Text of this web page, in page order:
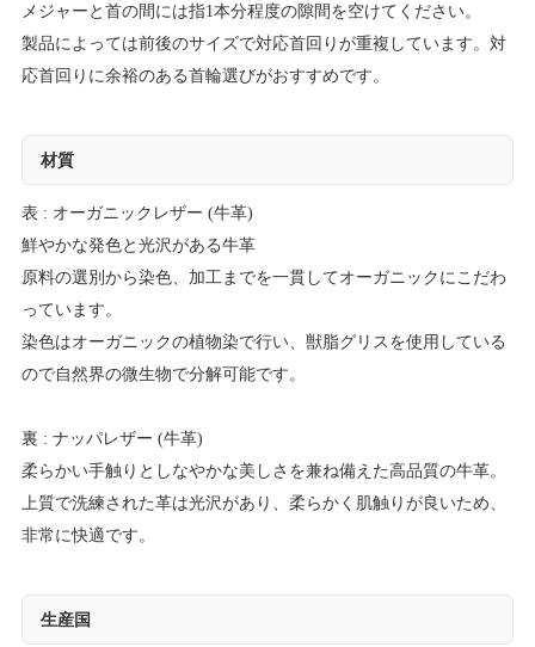
メジャーと首の間には指1本分程度の隙間を空けてください。
製品によっては前後のサイズで対応首回りが重複しています。対
応首回りに余裕のある首輪選びがおすすめです。
材質
表 : オーガニックレザー (牛革)
鮮やかな発色と光沢がある牛革
原料の選別から染色、加工までを一貫してオーガニックにこだわ
っています。
染色はオーガニックの植物染で行い、獣脂グリスを使用している
ので自然界の微生物で分解可能です。
裏 : ナッパレザー (牛革)
柔らかい手触りとしなやかな美しさを兼ね備えた高品質の牛革。
上質で洗練された革は光沢があり、柔らかく肌触りが良いため、
非常に快適です。
生産国